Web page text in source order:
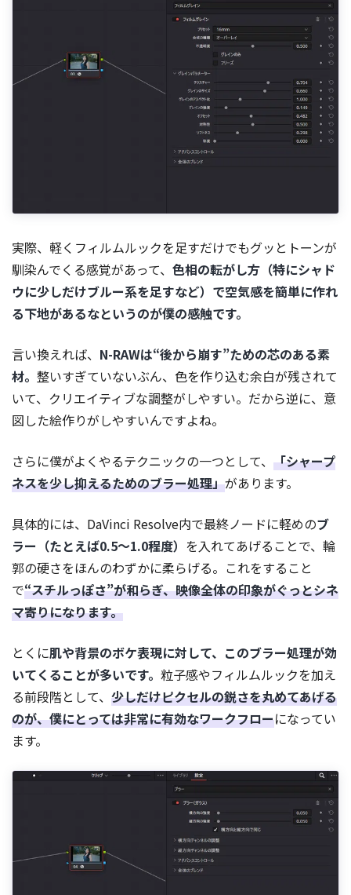
実際、軽くフィルムルックを足すだけでもグッとトーンが
馴染んでくる感覚があって、 色相の転がし方（特にシャド
ウに少しだけブルー系を足すなど）で空気感を簡単に作れ
る下地があるなというのが僕の感触です。
言い換えれば、 N-RAWは“後から崩す”ための芯のある素
材。 整いすぎていないぶん、色を作り込む余白が残されて
いて、クリエイティブな調整がしやすい。だから逆に、意
図した絵作りがしやすいんですよね。
さらに僕がよくやるテクニックの一つとして、 「シャープ
ネスを少し抑えるためのブラー処理」があります。
具体的には、DaVinci Resolve内で最終ノードに軽めのブ
ラー（たとえば0.5〜1.0程度） を入れてあげることで、輪
郭の硬さをほんのわずかに柔らげる。これをすること
で“スチルっぽさ”が和らぎ、映像全体の印象がぐっとシネ
マ寄りになります。
とくに肌や背景のボケ表現に対して、このブラー処理が効
いてくることが多いです。 粒子感やフィルムルックを加え
る前段階として、 少しだけピクセルの鋭さを丸めてあげる
のが、僕にとっては非常に有効なワークフローになってい
ます。